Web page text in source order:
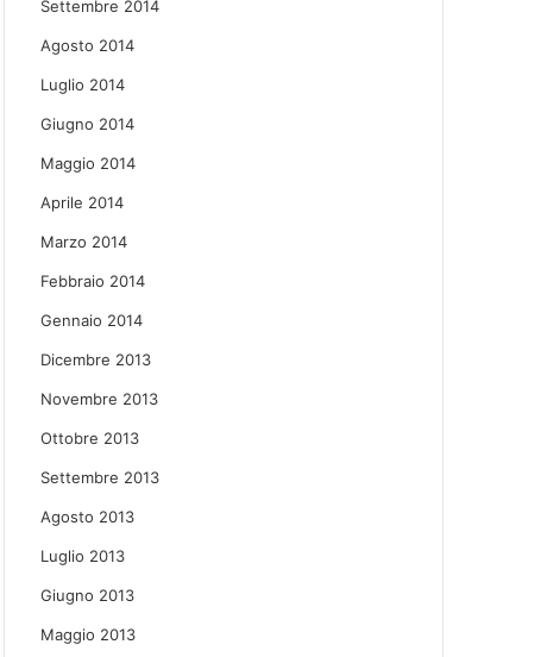
Settembre 2014
Agosto 2014
Luglio 2014
Giugno 2014
Maggio 2014
Aprile 2014
Marzo 2014
Febbraio 2014
Gennaio 2014
Dicembre 2013
Novembre 2013
Ottobre 2013
Settembre 2013
Agosto 2013
Luglio 2013
Giugno 2013
Maggio 2013